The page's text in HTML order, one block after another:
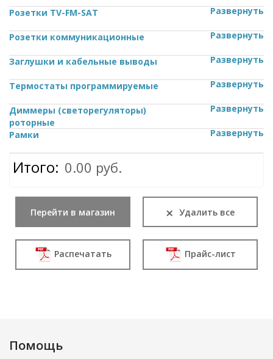
Розетки TV-FM-SAT Развернуть
Розетки коммуникационные Развернуть
Заглушки и кабельные выводы Развернуть
Термостаты программируемые Развернуть
Диммеры (светорегуляторы)
роторные
Развернуть
Рамки Развернуть
Итого: 0.00 руб.
Перейти в магазин
Распечатать
× Удалить все
Прайс-лист
Помощь